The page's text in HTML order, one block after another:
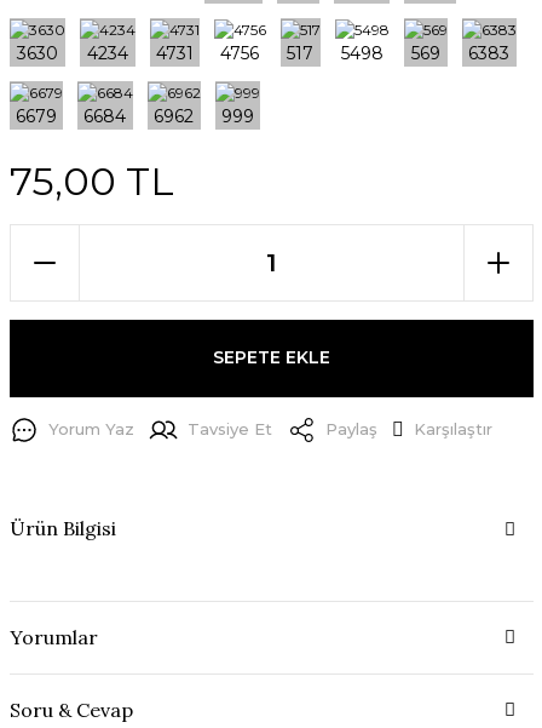
75,00 TL
SEPETE EKLE
Yorum Yaz Tavsiye Et Paylaş Karşılaştır
Ürün Bilgisi
Yorumlar
Soru & Cevap